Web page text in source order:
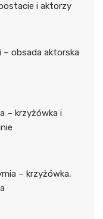
i aktorzy
– obsada aktorska
– krzyżówka i
– krzyżówka,